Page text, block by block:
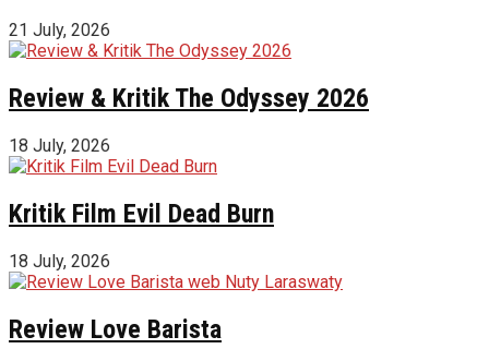
21 July, 2026
Review & Kritik The Odyssey 2026
18 July, 2026
Kritik Film Evil Dead Burn
18 July, 2026
Review Love Barista